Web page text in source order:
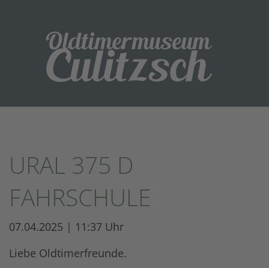
URAL 375 D
FAHRSCHULE
07.04.2025 | 11:37 Uhr
Liebe Oldtimerfreunde.